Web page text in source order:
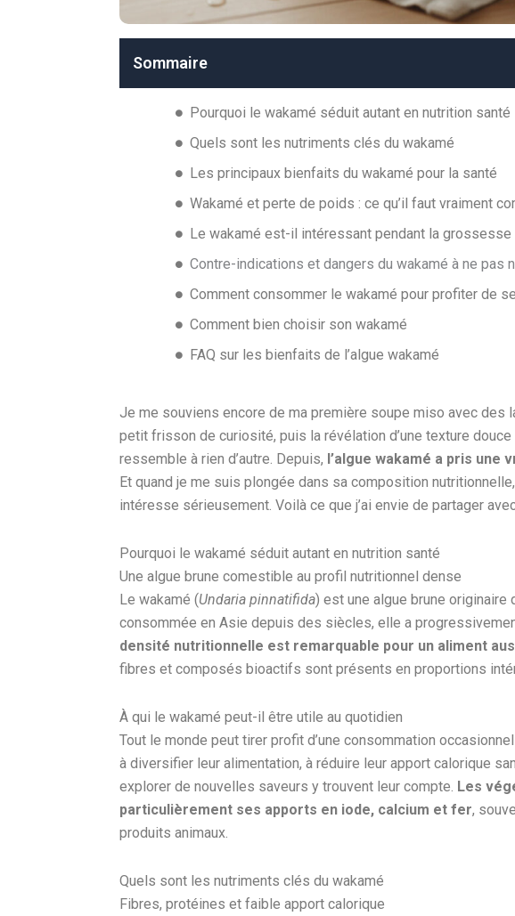
Sommaire
Pourquoi le wakamé séduit autant en nutrition santé
Quels sont les nutriments clés du wakamé
Les principaux bienfaits du wakamé pour la santé
Wakamé et perte de poids : ce qu’il faut vraiment
Le wakamé est-il intéressant pendant la grossesse
Contre-indications et dangers du wakamé à ne pas
Comment consommer le wakamé pour profiter de
Comment bien choisir son wakamé
FAQ sur les bienfaits de l’algue wakamé
Je me souviens encore de ma première soupe miso avec des
petit frisson de curiosité, puis la révélation d’une texture
ressemble à rien d’autre. Depuis, l’algue wakamé a pris une
Et quand je me suis plongée dans sa composition
intéresse sérieusement. Voilà ce que j’ai envie de partager
Pourquoi le wakamé séduit autant en nutrition santé
Une algue brune comestible au profil nutritionnel dense
Le wakamé (Undaria pinnatifida) est une algue brune
consommée en Asie depuis des siècles, elle a
densité nutritionnelle est remarquable pour un aliment
fibres et composés bioactifs sont présents en proportions
À qui le wakamé peut-il être utile au quotidien
Tout le monde peut tirer profit d’une consommation
à diversifier leur alimentation, à réduire leur apport calorique
explorer de nouvelles saveurs y trouvent leur compte. Les
particulièrement ses apports en iode, calcium et fer,
produits animaux.
Quels sont les nutriments clés du wakamé
Fibres, protéines et faible apport calorique